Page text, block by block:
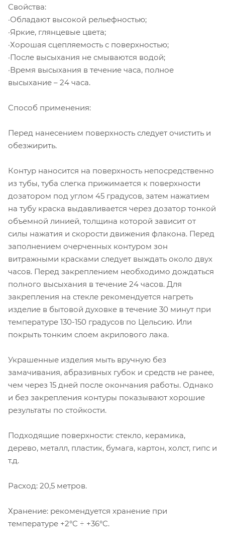
Свойства:
·Обладают высокой рельефностью;
·Яркие, глянцевые цвета;
·Хорошая сцепляемость с поверхностью;
·После высыхания не смываются водой;
·Время высыхания в течение часа, полное
высыхание – 24 часа.
Способ применения:
Перед нанесением поверхность следует очистить и
обезжирить.
Контур наносится на поверхность непосредственно
из тубы, туба слегка прижимается к поверхности
дозатором под углом 45 градусов, затем нажатием
на тубу краска выдавливается через дозатор тонкой
объемной линией, толщина которой зависит от
силы нажатия и скорости движения флакона. Перед
заполнением очерченных контуром зон
витражными красками следует выждать около двух
часов. Перед закреплением необходимо дождаться
полного высыхания в течение 24 часов. Для
закрепления на стекле рекомендуется нагреть
изделие в бытовой духовке в течение 30 минут при
температуре 130-150 градусов по Цельсию. Или
покрыть тонким слоем акрилового лака.
Украшенные изделия мыть вручную без
замачивания, абразивных губок и средств не ранее,
чем через 15 дней после окончания работы. Однако
и без закрепления контуры показывают хорошие
результаты по стойкости.
Подходящие поверхности: стекло, керамика,
дерево, металл, пластик, бумага, картон, холст, гипс и
т.д.
Расход: 20,5 метров.
Хранение: рекомендуется хранение при
температуре +2°C ÷ +36°C.